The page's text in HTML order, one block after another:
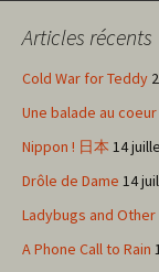
des
Articles récents
Cold War for Teddy
Une balade au
Nippon ! 日本 14
Drôle de Dame 14
Ladybugs and
A Phone Call to Rain